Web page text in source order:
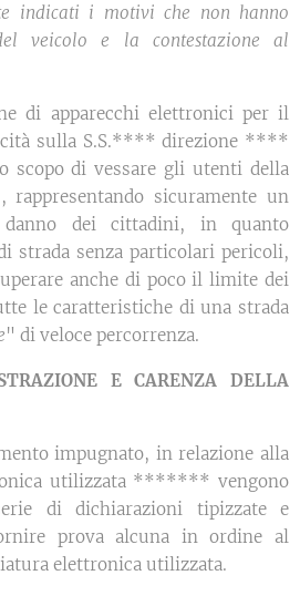
indicati i motivi che non hanno
veicolo e la contestazione al
di apparecchi elettronici per il
sulla S.S.**** direzione ****
scopo di vessare gli utenti della
rappresentando sicuramente un
danno dei cittadini, in quanto
strada senza particolari pericoli,
anche di poco il limite dei
le caratteristiche di una strada
" di veloce percorrenza.
E CARENZA DELLA
impugnato, in relazione alla
utilizzata ******* vengono
di dichiarazioni tipizzate e
prova alcuna in ordine al
elettronica utilizzata.